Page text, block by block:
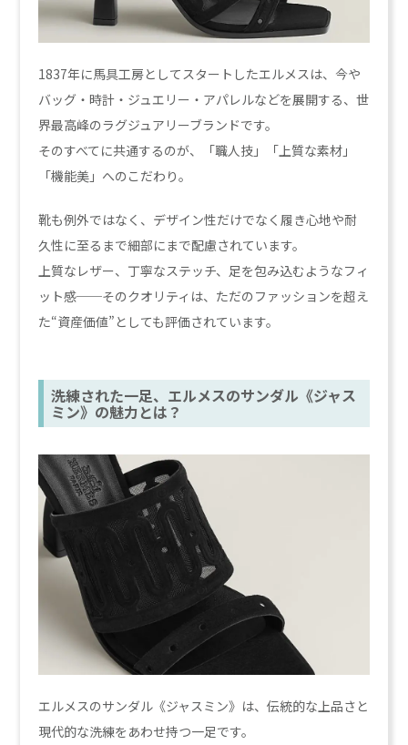
1837年に馬具工房としてスタートしたエルメスは、今や
バッグ・時計・ジュエリー・アパレルなどを展開する、世
界最高峰のラグジュアリーブランドです。
そのすべてに共通するのが、「職人技」「上質な素材」
「機能美」へのこだわり。
靴も例外ではなく、デザイン性だけでなく履き心地や耐
久性に至るまで細部にまで配慮されています。
上質なレザー、丁寧なステッチ、足を包み込むようなフィ
ット感──そのクオリティは、ただのファッションを超え
た“資産価値”としても評価されています。
洗練された一足、エルメスのサンダル《ジャス
ミン》の魅力とは？
エルメスのサンダル《ジャスミン》は、伝統的な上品さと
現代的な洗練をあわせ持つ一足です。